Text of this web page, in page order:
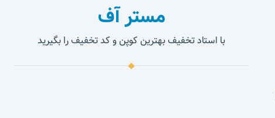
مستر آف
با استاد تخفیف بهترین کوپن و کد تخفیف را بگیرید